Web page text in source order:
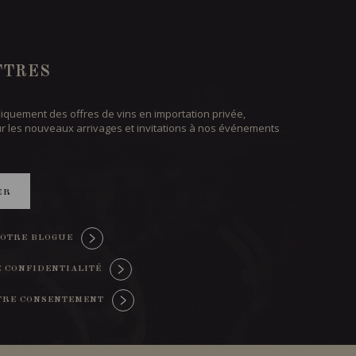
des offres de vins en importation privée,
les nouveaux arrivages et invitations à nos événements
BLOGUE
CONFIDENTIALITÉ
CONSENTEMENT